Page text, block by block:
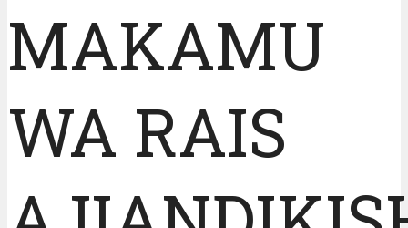
MAKAMU
WA RAIS